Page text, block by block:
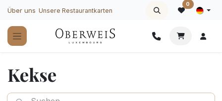
Zum Inhalt springen
Über uns Unsere Restaurantkarten
0
Kekse